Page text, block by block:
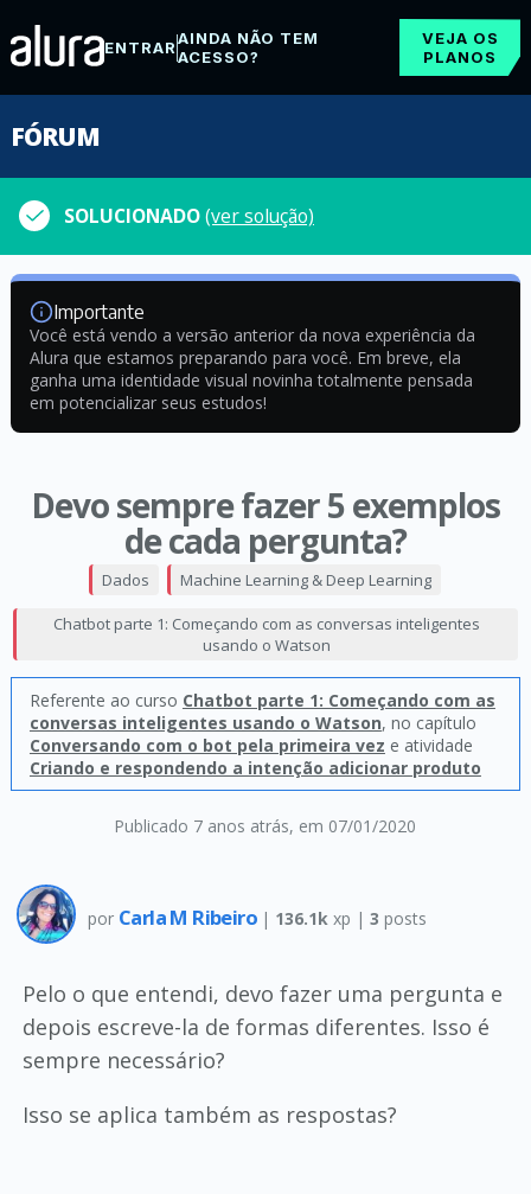
ENTRARAINDA NÃO TEM
ACESSO?
VEJA OS
PLANOS
FÓRUM
SOLUCIONADO(ver solução)
Importante
Você está vendo a versão anterior da nova experiência da
Alura que estamos preparando para você. Em breve, ela
ganha uma identidade visual novinha totalmente pensada
em potencializar seus estudos!
Devo sempre fazer 5 exemplos
de cada pergunta?
Publicado 7 anos atrás, em 07/01/2020
Dados Machine Learning & Deep Learning
Chatbot parte 1: Começando com as conversas inteligentes
usando o Watson
Referente ao curso Chatbot parte 1: Começando com as
conversas inteligentes usando o Watson, no capítulo
Conversando com o bot pela primeira vez e atividade
Criando e respondendo a intenção adicionar produto
por Carla M Ribeiro | 136.1k xp |3 posts
Pelo o que entendi, devo fazer uma pergunta e
depois escreve-la de formas diferentes. Isso é
sempre necessário?
Isso se aplica também as respostas?